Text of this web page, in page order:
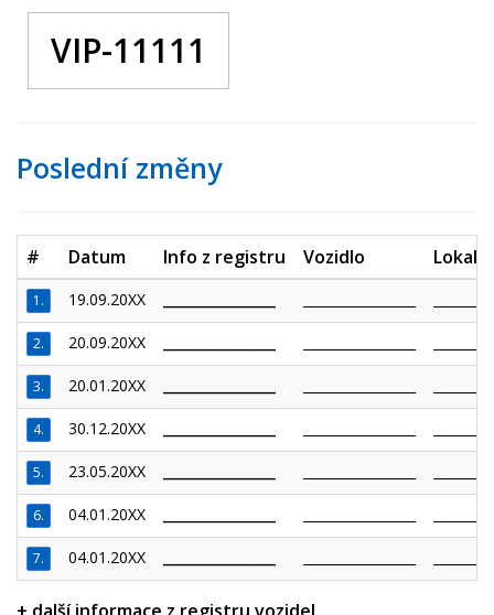
VIP-11111
Poslední změny
# Datum Info z registru Vozidlo
1. 19.09.20XX
2. 20.09.20XX
3. 20.01.20XX
4. 30.12.20XX
5. 23.05.20XX
6. 04.01.20XX
7. 04.01.20XX